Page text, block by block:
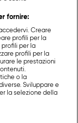
fornire:
Creare
profili per la
profili per la
profili per la
le prestazioni
o la
Sviluppare e
la selezione della